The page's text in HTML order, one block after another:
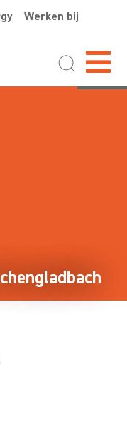
Werken bij